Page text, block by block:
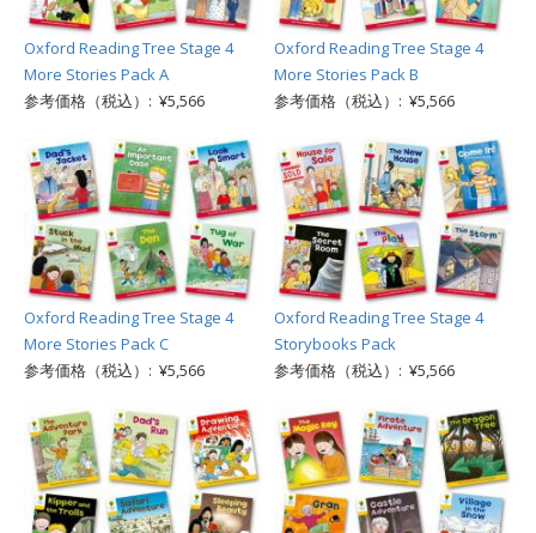
Oxford Reading Tree Stage 4
More Stories Pack A
参考価格（税込）: ¥5,566
Oxford Reading Tree Stage 4
More Stories Pack B
参考価格（税込）: ¥5,566
Oxford Reading Tree Stage 4
More Stories Pack C
参考価格（税込）: ¥5,566
Oxford Reading Tree Stage 4
Storybooks Pack
参考価格（税込）: ¥5,566